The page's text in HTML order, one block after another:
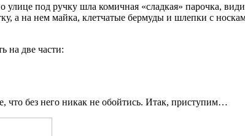
под ручку шла комичная «cладкая» парочка,
а на нем майка, клетчатые бермуды и шлепки с
на две части:
что без него никак не обойтись. Итак, приступим…